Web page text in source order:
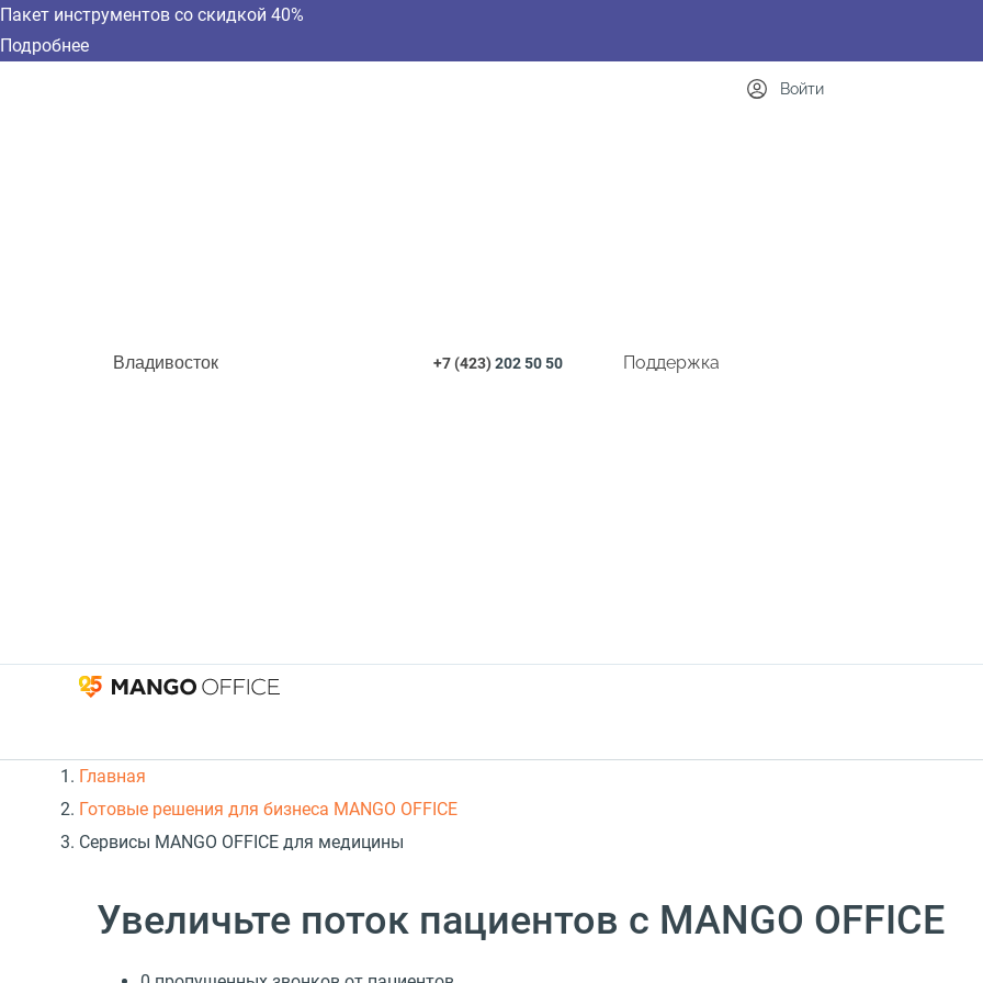
Пакет инструментов со скидкой 40%
Подробнее
Владивосток +7 (423)202 50 50 Поддержка
Войти
Главная
Готовые решения для бизнеса MANGO OFFICE
Сервисы MANGO OFFICE для медицины
Увеличьте поток пациентов с MANGO OFFICE